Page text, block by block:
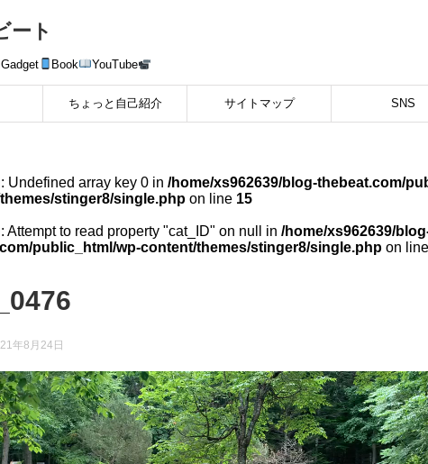
ート
Gadget Book YouTube
ちょっと自己紹介 サイトマップ SNS
: Undefined array key 0 in /home/xs962639/blog-thebeat.com/
stinger8/single.php on line 15
: Attempt to read property "cat_ID" on null in /home/xs962639/
public_html/wp-content/themes/stinger8/single.php on line
年8月24日